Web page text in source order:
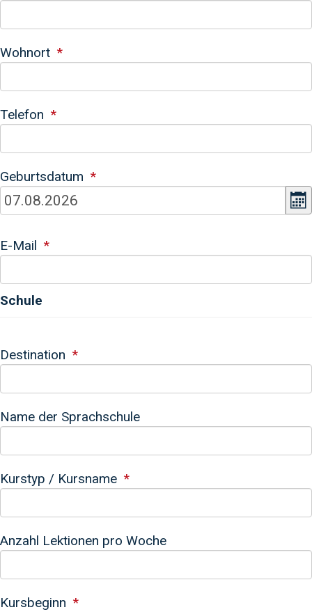
Wohnort
Telefon
Geburtsdatum
E-Mail
Schule
Destination
Name der Sprachschule
Kurstyp / Kursname
Anzahl Lektionen pro Woche
Kursbeginn